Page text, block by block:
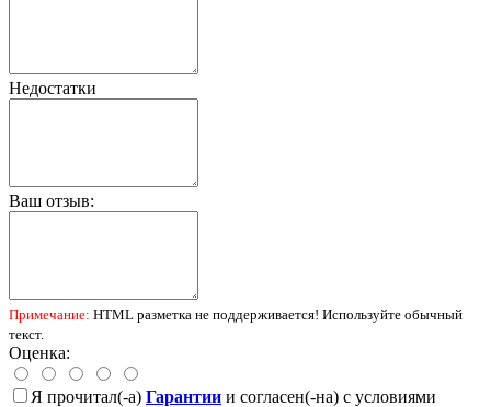
Недостатки
Ваш отзыв:
Примечание: HTML разметка не поддерживается! Используйте обычный
текст.
Оценка:
Я прочитал(-а) Гарантии и согласен(-на) с условиями